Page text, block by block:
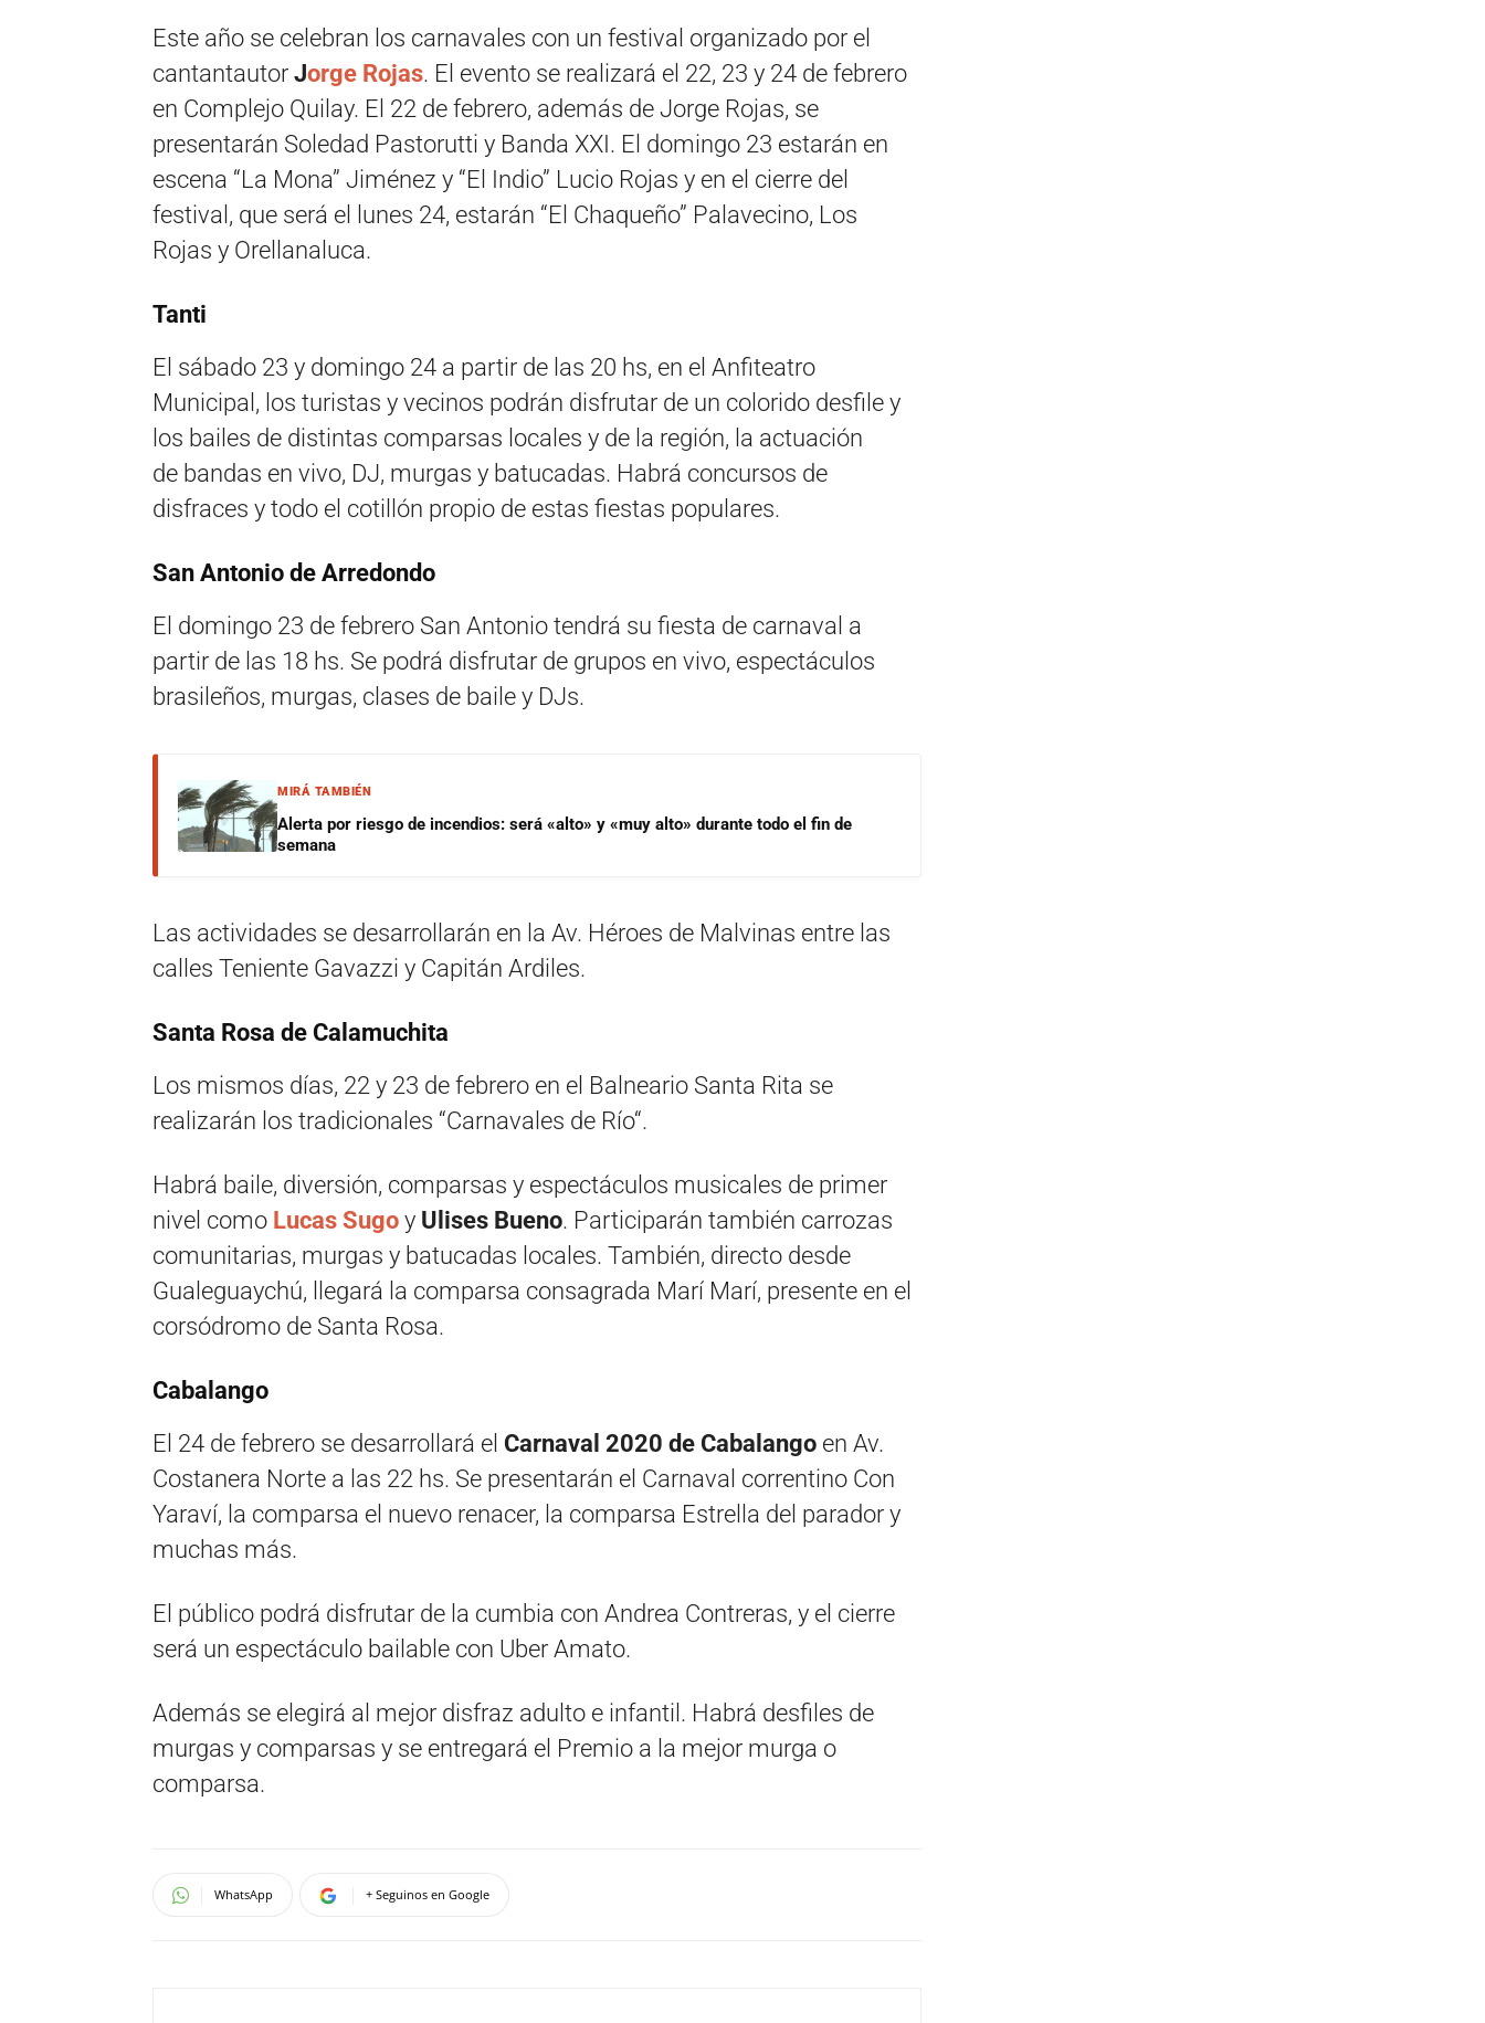
Este año se celebran los carnavales con un festival organizado por el
cantantautor Jorge Rojas. El evento se realizará el 22, 23 y 24 de febrero
en Complejo Quilay. El 22 de febrero, además de Jorge Rojas, se
presentarán Soledad Pastorutti y Banda XXI. El domingo 23 estarán en
escena “La Mona” Jiménez y “El Indio” Lucio Rojas y en el cierre del
festival, que será el lunes 24, estarán “El Chaqueño” Palavecino, Los
Rojas y Orellanaluca.
Tanti
El sábado 23 y domingo 24 a partir de las 20 hs, en el Anfiteatro
Municipal, los turistas y vecinos podrán disfrutar de un colorido desfile y
los bailes de distintas comparsas locales y de la región, la actuación
de bandas en vivo, DJ, murgas y batucadas. Habrá concursos de
disfraces y todo el cotillón propio de estas fiestas populares.
San Antonio de Arredondo
El domingo 23 de febrero San Antonio tendrá su fiesta de carnaval a
partir de las 18 hs. Se podrá disfrutar de grupos en vivo, espectáculos
brasileños, murgas, clases de baile y DJs.
MIRÁ TAMBIÉN
Alerta por riesgo de incendios: será «alto» y «muy alto» durante todo el fin de
semana
Las actividades se desarrollarán en la Av. Héroes de Malvinas entre las
calles Teniente Gavazzi y Capitán Ardiles.
Santa Rosa de Calamuchita
Los mismos días, 22 y 23 de febrero en el Balneario Santa Rita se
realizarán los tradicionales “Carnavales de Río“.
Habrá baile, diversión, comparsas y espectáculos musicales de primer
nivel como Lucas Sugo y Ulises Bueno. Participarán también carrozas
comunitarias, murgas y batucadas locales. También, directo desde
Gualeguaychú, llegará la comparsa consagrada Marí Marí, presente en el
corsódromo de Santa Rosa.
Cabalango
El 24 de febrero se desarrollará el Carnaval 2020 de Cabalango en Av.
Costanera Norte a las 22 hs. Se presentarán el Carnaval correntino Con
Yaraví, la comparsa el nuevo renacer, la comparsa Estrella del parador y
muchas más.
El público podrá disfrutar de la cumbia con Andrea Contreras, y el cierre
será un espectáculo bailable con Uber Amato.
Además se elegirá al mejor disfraz adulto e infantil. Habrá desfiles de
murgas y comparsas y se entregará el Premio a la mejor murga o
comparsa.
WhatsApp + Seguinos en Google